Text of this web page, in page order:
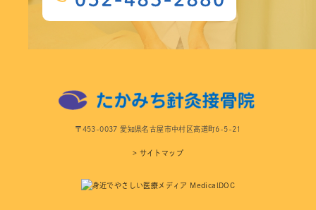
〒453-0037 愛知県名古屋市中村区高道町6-5-21
> サイトマップ